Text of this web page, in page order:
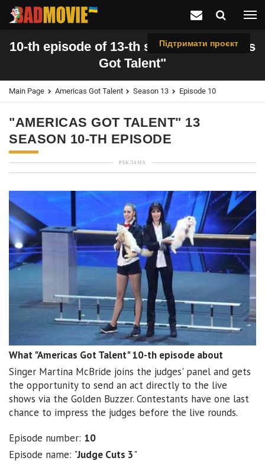
Підтримати проєкт
10-th episode of 13-th season "Americas
Got Talent"
Main Page Americas Got Talent Season 13 Episode 10
"AMERICAS GOT TALENT" 13
SEASON 10-TH EPISODE
РЕКЛАМА
What "Americas Got Talent" 10-th episode about
Singer Martina McBride joins the judges' panel and gets
the opportunity to send an act directly to the live
shows via the Golden Buzzer. Contestants have one last
chance to impress the judges before the live rounds.
Episode number: 10
Episode name: "Judge Cuts 3"